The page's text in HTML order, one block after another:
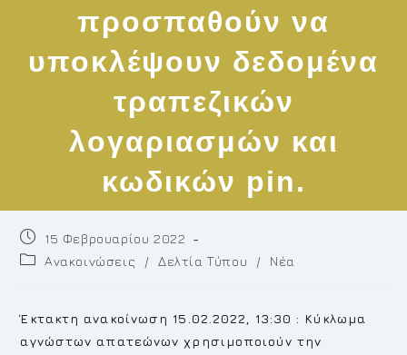
προσπαθούν να
υποκλέψουν δεδομένα
τραπεζικών
λογαριασμών και
κωδικών pin.
Post
published:
15 Φεβρουαρίου 2022
PostΑνακοινώσεις / Δελτία Τύπου / Νέα
Έκτακτη ανακοίνωση 15.02.2022, 13:30 : Κύκλωμα
αγνώστων απατεώνων χρησιμοποιούν την